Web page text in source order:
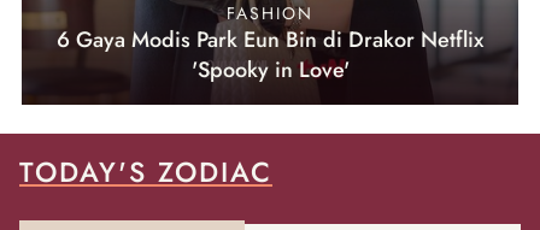
FASHION
6 Gaya Modis Park Eun Bin di Drakor Netflix
'Spooky in Love'
TODAY'S ZODIAC